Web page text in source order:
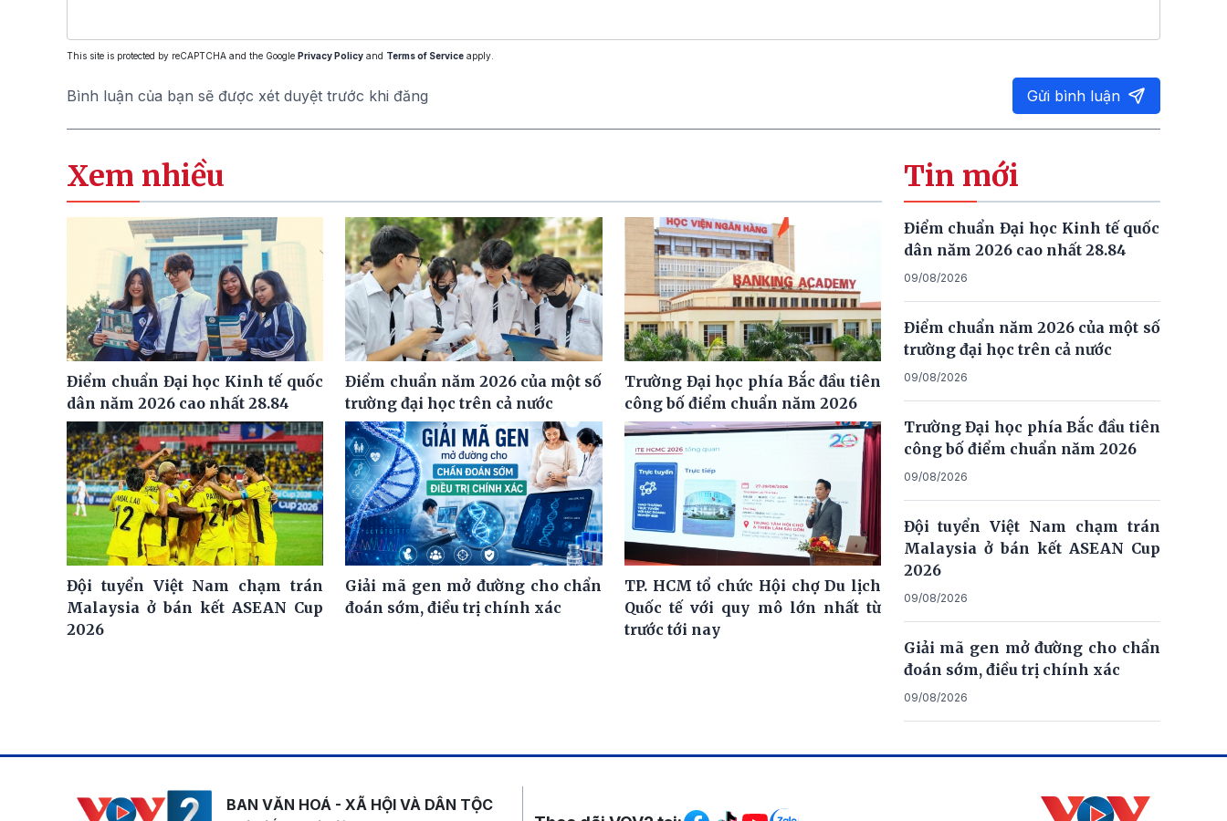
This site is protected by reCAPTCHA and the Google Privacy Policy and Terms of Service apply.
Bình luận của bạn sẽ được xét duyệt trước khi đăng Gửi bình luận
Xem nhiều
Điểm chuẩn Đại học Kinh tế quốc
dân năm 2026 cao nhất 28.84
Điểm chuẩn năm 2026 của một số
trường đại học trên cả nước
Trường Đại học phía Bắc đầu tiên
công bố điểm chuẩn năm 2026
Đội tuyển Việt Nam chạm trán
Malaysia ở bán kết ASEAN Cup
2026
Giải mã gen mở đường cho chẩn
đoán sớm, điều trị chính xác
TP. HCM tổ chức Hội chợ Du lịch
Quốc tế với quy mô lớn nhất từ
trước tới nay
Tin mới
Điểm chuẩn Đại học Kinh tế quốc
dân năm 2026 cao nhất 28.84
09/08/2026
Điểm chuẩn năm 2026 của một số
trường đại học trên cả nước
09/08/2026
Trường Đại học phía Bắc đầu tiên
công bố điểm chuẩn năm 2026
09/08/2026
Đội tuyển Việt Nam chạm trán
Malaysia ở bán kết ASEAN Cup
2026
09/08/2026
Giải mã gen mở đường cho chẩn
đoán sớm, điều trị chính xác
09/08/2026
BAN VĂN HOÁ - XÃ HỘI VÀ DÂN TỘC
Mạng xã hội